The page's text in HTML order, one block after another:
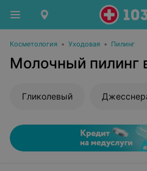
Косметология • Уходовая • Пилинг
Молочный пилинг
Гликолевый